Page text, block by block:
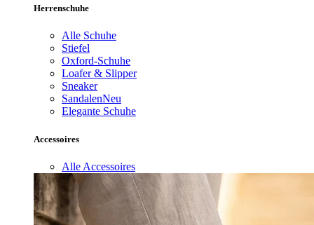
Herrenschuhe
Alle Schuhe
Stiefel
Oxford-Schuhe
Loafer & Slipper
Sneaker
SandalenNeu
Elegante Schuhe
Accessoires
Alle Accessoires